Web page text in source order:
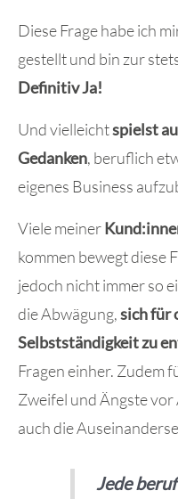
Diese Frage habe ich
gestellt und bin zur
Definitiv Ja!
Und vielleichtspielst
Gedanken, beruflich
eigenes Business
Viele meiner
kommen bewegt diese
jedoch nicht immer so
die Abwägung,sich für
Selbstständigkeit zu
Fragen einher. Zudem
Zweifel und Ängste
auch die
Jede